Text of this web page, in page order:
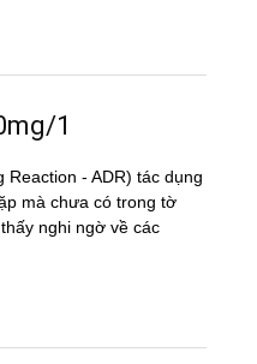
1
- ADR) tác dụng
mà chưa có trong tờ
nghi ngờ về các